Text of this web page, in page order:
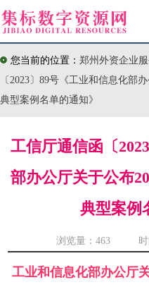
您当前的位置： 郑州外资企业
〔2023〕89号《工业和信息化部
典型案例名单的通知》
工信厅通信函〔
部办公厅关于公布
典型案例
浏览量： 463 时间
工业和信息化部办公厅